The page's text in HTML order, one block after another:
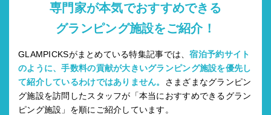
専門家が本気でおすすめできる
グランピング施設をご紹介！
GLAMPICKSがまとめている特集記事では、宿泊予約サイト
のように、手数料の貢献が大きいグランピング施設を優先し
て紹介しているわけではありません。 さまざまなグランピン
グ施設を訪問したスタッフが「本当におすすめできるグラン
ピング施設」を順にご紹介しています。